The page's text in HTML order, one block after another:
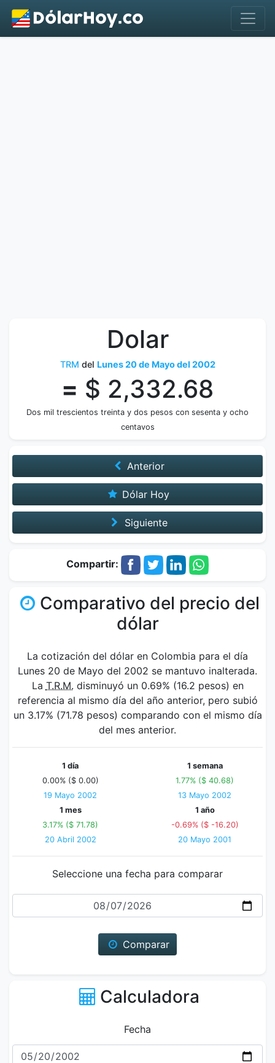
Dolar
TRM del Lunes 20 de Mayo del 2002
= $ 2,332.68
Dos mil trescientos treinta y dos pesos con sesenta y ocho
centavos
Anterior
Dólar Hoy
Siguiente
Compartir:
Comparativo del precio del
dólar
La cotización del dólar en Colombia para el día
Lunes 20 de Mayo del 2002 se mantuvo inalterada.
La T.R.M. disminuyó un 0.69% (16.2 pesos) en
referencia al mismo día del año anterior, pero subió
un 3.17% (71.78 pesos) comparando con el mismo día
del mes anterior.
1 día
0.00% ($ 0.00)
19 Mayo 2002
1 semana
1.77% ($ 40.68)
13 Mayo 2002
1 mes
3.17% ($ 71.78)
20 Abril 2002
1 año
-0.69% ($ -16.20)
20 Mayo 2001
Seleccione una fecha para comparar
Fecha
Comparar
Calculadora
Fecha